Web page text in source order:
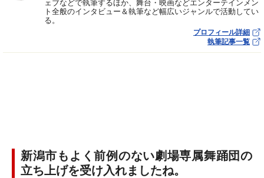
ェブなどで執筆するほか、舞台・映画などエンターテインメン
ト全般のインタビュー＆執筆など幅広いジャンルで活動してい
る。
プロフィール詳細
執筆記事一覧
新潟市もよく前例のない劇場専属舞踊団の
立ち上げを受け入れましたね。